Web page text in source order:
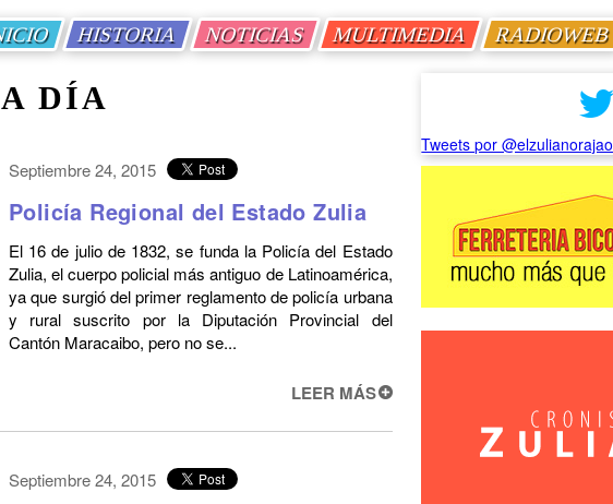
HISTORIA NOTICIAS MULTIMEDIA RADIOWEB
DÍA
Septiembre 24, 2015
Policía Regional del Estado Zulia
El 16 de julio de 1832, se funda la Policía del Estado
Zulia, el cuerpo policial más antiguo de Latinoamérica,
ya que surgió del primer reglamento de policía urbana
y rural suscrito por la Diputación Provincial del
Cantón Maracaibo, pero no se...
LEER MÁS
Septiembre 24, 2015
Tweets por @elzulianorajao